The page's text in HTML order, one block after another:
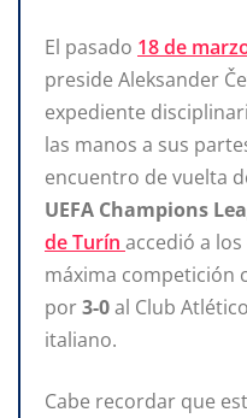
El pasado 18 de
preside Aleksander
expediente
las manos a sus
encuentro de vuelta
UEFA Champions
de Turín accedió a
máxima
por3-0al Club
italiano.
Cabe recordar que